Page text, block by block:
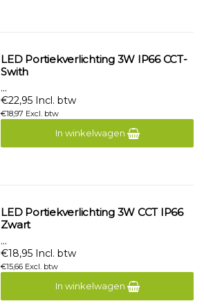
LED Portiekverlichting 3W IP66 CCT-
Swith
...
€22,95 Incl. btw
€18,97 Excl. btw
In winkelwagen
LED Portiekverlichting 3W CCT IP66
Zwart
...
€18,95 Incl. btw
€15,66 Excl. btw
In winkelwagen